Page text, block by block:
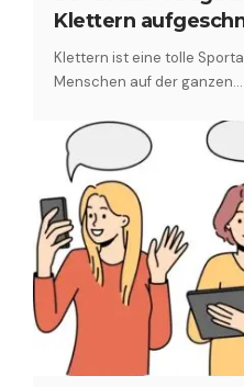
Klettern
Klettern ist eine tolle
Menschen auf der ganzen…